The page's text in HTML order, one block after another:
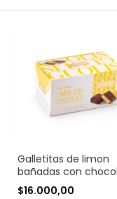
Galletitas de limon
bañadas con
Caja x 8 unid.
$16.000,00